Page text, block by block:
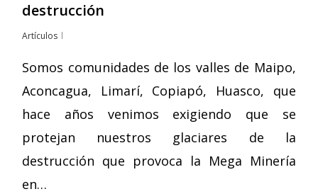
destrucción
Artículos
Somos comunidades de los valles de Maipo,
Aconcagua, Limarí, Copiapó, Huasco, que
hace años venimos exigiendo que se
protejan nuestros glaciares de la
destrucción que provoca la Mega Minería
en…